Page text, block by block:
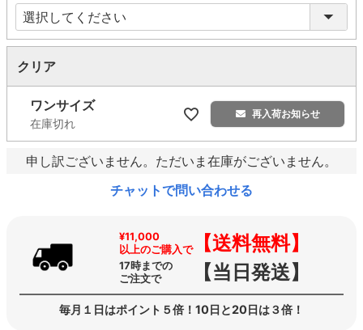
必
須
)
クリア
ワンサイズ
在庫切れ
再入荷お知らせ
申し訳ございません。ただいま在庫がございません。
チャットで問い合わせる
¥11,000
以上のご購入で【送料無料】
17時までの
ご注文で
【当日発送】
毎月１日はポイント５倍！10日と20日は３倍！